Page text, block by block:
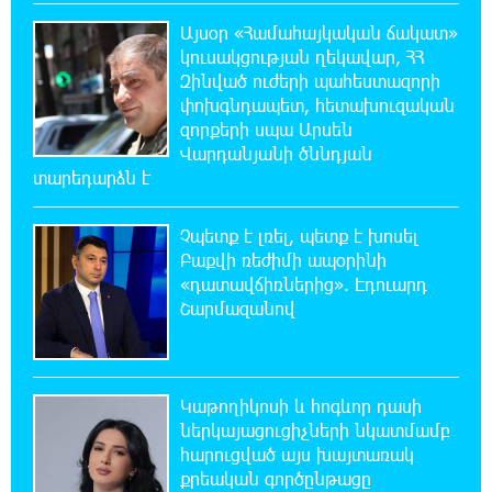
ՆԳՆ-ն՝ աղբակույտի տակ մնացած
քաղաքացու մահվան մասին
20:42:28 6-08-2026
«Համահայկական ճակատ» շարժումը
զորակցություն է հայտնում Ամենայն Հայոց
Կաթողիկոսին
20:26:38 6-08-2026
Ավտովթար՝ Կոտայքի մարզում. Զովունի-
Եղվարդ ճանապարհին բախվել են «Alfa
Romeo»-ն և «Opel»-ը. կա վիրավոր
20:08:02 6-08-2026
Արժևորվում է Շիրակի երգիծական
բանահյուսությունը
19:42:39 6-08-2026
Այսօր «Համահայկական ճակատ»
կուսակցության ղեկավար, ՀՀ
Զինված ուժերի պահեստազորի
փոխգնդապետ, հետախուզական
զորքերի սպա Արսեն
Վարդանյանի ծննդյան
տարեդարձն է
Չպետք է լռել, պետք է խոսել
Բաքվի ռեժիմի ապօրինի
«դատավճիռներից». Էդուարդ
Շարմազանով
Կաթողիկոսի և հոգևոր դասի
ներկայացուցիչների նկատմամբ
հարուցված այս խայտառակ
քրեական գործընթացը